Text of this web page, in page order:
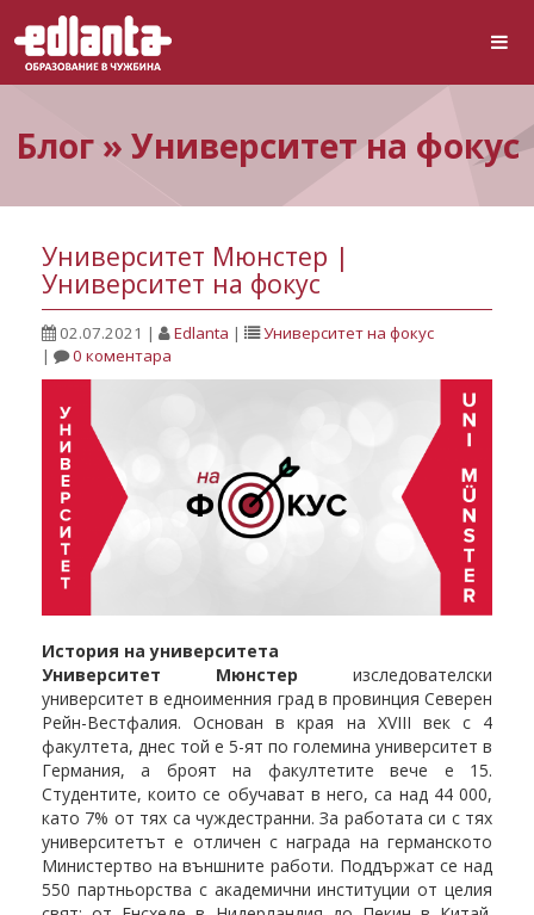
Блог » Университет на фокус
Университет Мюнстер |
Университет на фокус
02.07.2021 | Edlanta |
Университет на фокус
|
0 коментара
История на университета
Университет Мюнстер изследователски
университет в едноименния град в провинция Северен
Рейн-Вестфалия. Основан в края на XVIII век с 4
факултета, днес той е 5-ят по големина университет в
Германия, а броят на факултетите вече е 15.
Студентите, които се обучават в него, са над 44 000,
като 7% от тях са чуждестранни. За работата си с тях
университетът е отличен с награда на германското
Министертво на външните работи. Поддържат се над
550 партньорства с академични институции от целия